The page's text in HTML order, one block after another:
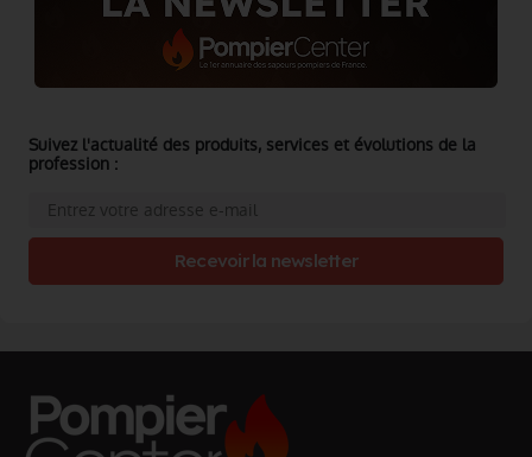
Suivez l'actualité des produits, services et évolutions de la
profession :
Recevoir la newsletter